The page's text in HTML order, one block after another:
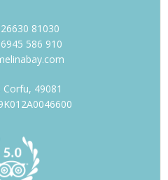
81030
586 910
Corfu, 49081